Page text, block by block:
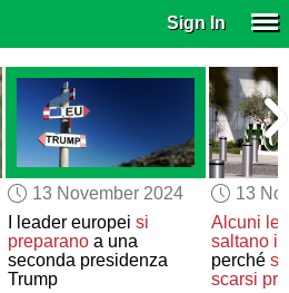
Sign In
13 November 2024
I leader europei si
preparanoa una
seconda presidenza
Trump
13
Alcuni
saltano il
perché
scarsi